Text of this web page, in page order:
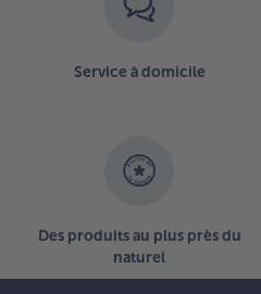
Service à domicile
Des produits au plus près du
naturel